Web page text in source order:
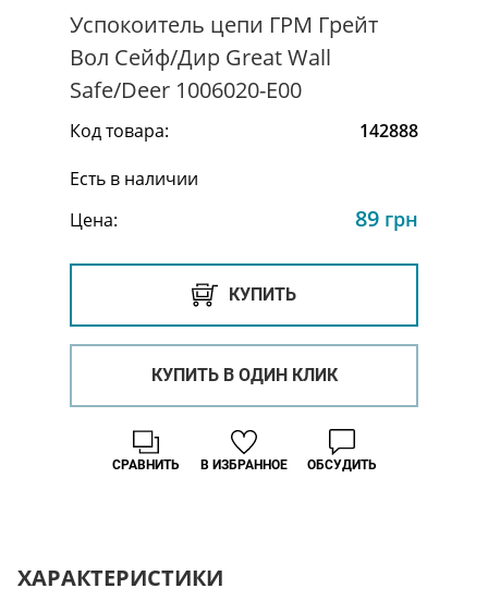
Успокоитель цепи ГРМ Грейт
Вол Сейф/Дир Great Wall
Safe/Deer 1006020-E00
Код товара:
142888
Есть в наличии
Цена:
89 грн
КУПИТЬ
КУПИТЬ В ОДИН КЛИК
В ИЗБРАННОЕ
СРАВНИТЬ ОБСУДИТЬ
ХАРАКТЕРИСТИКИ